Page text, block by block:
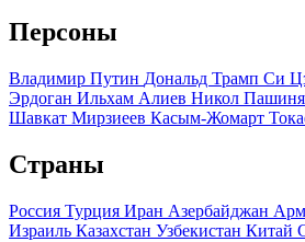
Персоны
Владимир Путин Дональд Трамп Си
Эрдоган Ильхам Алиев Никол
Шавкат Мирзиеев Касым-Жомарт
Страны
Россия Турция Иран Азербайджан
Израиль Казахстан Узбекистан Китай